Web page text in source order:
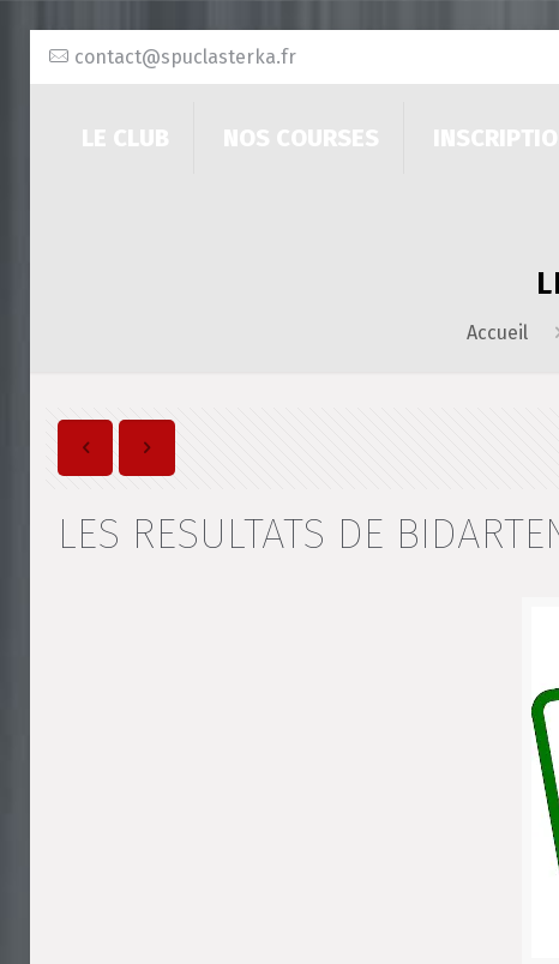
contact@spuclasterka.fr
LE CLUB NOS COURSES
Accueil
LES RESULTATS DE